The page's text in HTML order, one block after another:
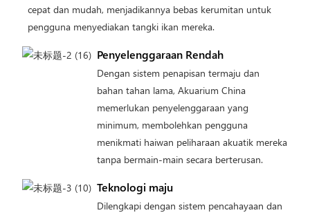
cepat dan mudah, menjadikannya bebas kerumitan untuk
pengguna menyediakan tangki ikan mereka.
Penyelenggaraan Rendah
Dengan sistem penapisan termaju dan
bahan tahan lama, Akuarium China
memerlukan penyelenggaraan yang
minimum, membolehkan pengguna
menikmati haiwan peliharaan akuatik mereka
tanpa bermain-main secara berterusan.
Teknologi maju
Dilengkapi dengan sistem pencahayaan dan